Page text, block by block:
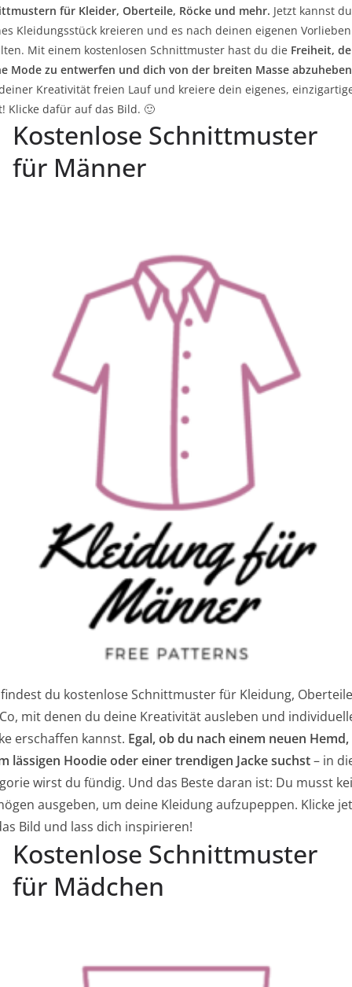
für Kleider, Oberteile, Röcke und mehr. Jetzt kannst
Kleidungsstück kreieren und es nach deinen eigenen Vorlieben
Mit einem kostenlosen Schnittmuster hast du die Freiheit,
Mode zu entwerfen und dich von der breiten Masse abzuheben
Kreativität freien Lauf und kreiere dein eigenes,
Klicke dafür auf das Bild. 🙂
Kostenlose Schnittmuster
für Männer
du kostenlose Schnittmuster für Kleidung,
mit denen du deine Kreativität ausleben und
erschaffen kannst. Egal, ob du nach einem neuen Hemd,
lässigen Hoodie oder einer trendigen Jacke suchst– in
wirst du fündig. Und das Beste daran ist: Du musst
ausgeben, um deine Kleidung aufzupeppen. Klicke
Bild und lass dich inspirieren!
Kostenlose Schnittmuster
für Mädchen